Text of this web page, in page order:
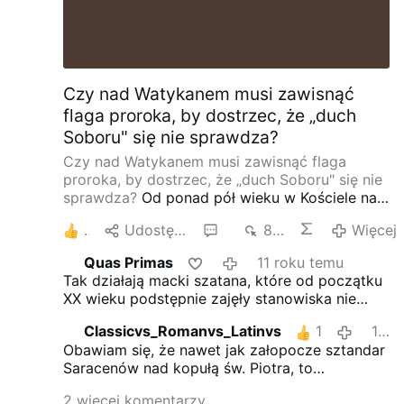
Czy nad Watykanem musi zawisnąć
flaga proroka, by dostrzec, że „duch
Soboru" się nie sprawdza?
Czy nad Watykanem musi zawisnąć flaga
proroka, by dostrzec, że „duch Soboru" się nie
sprawdza? Od ponad pół wieku w Kościele na
genialne rozwiązania. Otwarcie, rezygnacja z
wyrzucenie na śmietnik tomizmu i
scholastycznej teologii i zastąpienie ich
bajdurzeniem (by nie powiedzieć bełkotem)
Heideggera i innych filozofów współczesnych,
a także zastąpienie ascetyki psychoanalizą –
to wszystko miało sprawić, ze Kościół będzie
przyciągał nowych wiernych i lepiej głosił
Ewangelię. Skutki są jednak dokładnie
2 Udostępnij 837
Więcej
Quas Primas
11 roku temu
Tak działają macki szatana, które od początku
XX wieku podstępnie zajęły stanowiska nie
samym Watykanie. Najpierw po cichu, a teraz
jawnie, bez ogródek, rozwalają Kościół i plują
katolikom w twarz. Problem w tym, że
Classicvs_Romanvs_Latinvs 1
11 roku temu
Obawiam się, że nawet jak załopocze sztandar
Saracenów nad kopułą św. Piotra, to
2 więcej komentarzy